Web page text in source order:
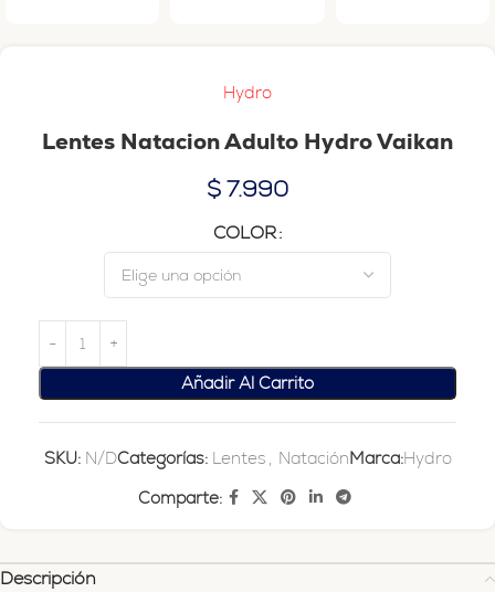
Hydro
Lentes Natacion Adulto Hydro Vaikan
$ 7.990
COLOR
Añadir Al Carrito
SKU: N/DCategorías: Lentes , NataciónMarca:Hydro
Comparte:
Descripción